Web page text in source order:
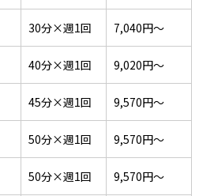
30分×週1回 7,040円〜
40分×週1回 9,020円〜
45分×週1回 9,570円〜
50分×週1回 9,570円〜
50分×週1回 9,570円〜